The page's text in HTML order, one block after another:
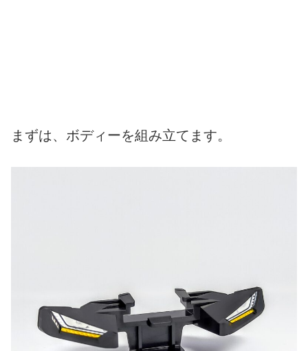
まずは、ボディーを組み立てます。